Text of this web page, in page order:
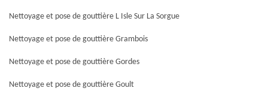
Nettoyage et pose de gouttière L Isle Sur La Sorgue
Nettoyage et pose de gouttière Grambois
Nettoyage et pose de gouttière Gordes
Nettoyage et pose de gouttière Goult